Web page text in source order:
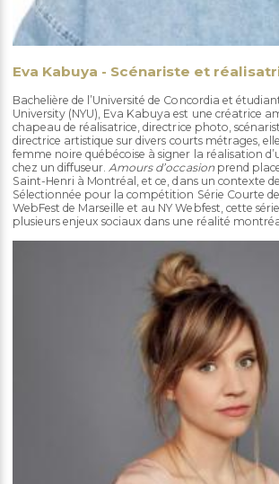
Eva Kabuya - Scénariste et
Bachelière de l’Université de Concordia et
University (NYU), Eva Kabuya est une créatrice
chapeau de réalisatrice, directrice photo,
directrice artistique sur divers courts métrages,
femme noire québécoise à signer la réalisation
chez un diffuseur.Amours d’occasionprend
Saint-Henri à Montréal, et ce, dans un contexte
Sélectionnée pour la compétition Série Courte
WebFest de Marseille et au NY Webfest, cette
plusieurs enjeux sociaux dans une réalité